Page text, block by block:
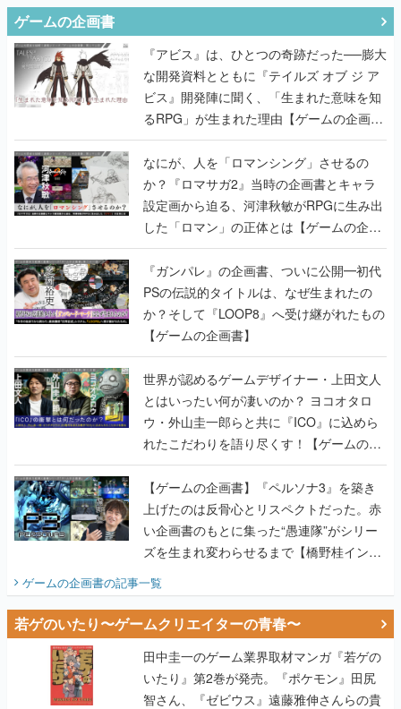
ゲームの企画書
『アビス』は、ひとつの奇跡だった──膨大
な開発資料とともに『テイルズ オブ ジ ア
ビス』開発陣に聞く、「生まれた意味を知
るRPG」が生まれた理由【ゲームの企画
書】
なにが、人を「ロマンシング」させるの
か？『ロマサガ2』当時の企画書とキャラ
設定画から迫る、河津秋敏がRPGに生み出
した「ロマン」の正体とは【ゲームの企画
書】
『ガンパレ』の企画書、ついに公開━初代
PSの伝説的タイトルは、なぜ生まれたの
か？そして『LOOP8』へ受け継がれたもの
【ゲームの企画書】
世界が認めるゲームデザイナー・上田文人
とはいったい何が凄いのか？ ヨコオタロ
ウ・外山圭一郎らと共に『ICO』に込めら
れたこだわりを語り尽くす！【ゲームの企
画書】
【ゲームの企画書】『ペルソナ3』を築き
上げたのは反骨心とリスペクトだった。赤
い企画書のもとに集った“愚連隊”がシリー
ズを生まれ変わらせるまで【橋野桂インタ
ゲームの企画書の記事一覧
若ゲのいたり〜ゲームクリエイターの青春〜
田中圭一のゲーム業界取材マンガ『若ゲの
いたり』第2巻が発売。『ポケモン』田尻
智さん、『ゼビウス』遠藤雅伸さんらの貴